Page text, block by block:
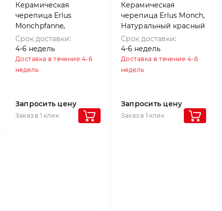
Керамическая
черепица Erlus
Monchpfanne,
Натуральный красный
Срок доставки:
4-6 недель
Доставка в течение 4-6
недель
Запросить цену
Заказ в 1 клик
Керамическая
черепица Erlus Monch,
Натуральный красный
Срок доставки:
4-6 недель
Доставка в течение 4-6
недель
Запросить цену
Заказ в 1 клик